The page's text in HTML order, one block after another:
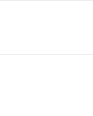
кг. Препараты